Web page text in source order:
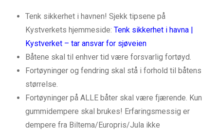
Tenk sikkerhet i havnen! Sjekk tipsene på
Kystverkets hjemmeside:Tenk sikkerhet i havna |
Kystverket – tar ansvar for sjøveien
Båtene skal til enhver tid være forsvarlig fortøyd.
Fortøyninger og fendring skal stå i forhold til båtens
størrelse.
Fortøyninger på ALLE båter skal være fjærende. Kun
gummidempere skal brukes! Erfaringsmessig er
dempere fra Biltema/Europris/Jula ikke